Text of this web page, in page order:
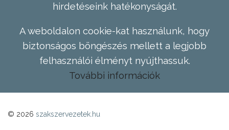
hirdetéseink hatékonyságát.
A weboldalon cookie-kat használunk, hogy
biztonságos böngészés mellett a legjobb
felhasználói élményt nyújthassuk.
További információk
© 2026 szakszervezetek.hu